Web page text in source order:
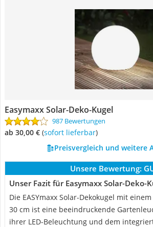
Easymaxx Solar-Deko-Kugel
987 Bewertungen
ab 30,00 € ( Sofort lieferbar)
Preisvergleich und weitere
Unsere Bewertung:
Unser Fazit für Easymaxx Solar-Deko-
Die EASYmaxx Solar-Dekokugel mit
30 cm ist eine beeindruckende
ihrer LED-Beleuchtung und dem